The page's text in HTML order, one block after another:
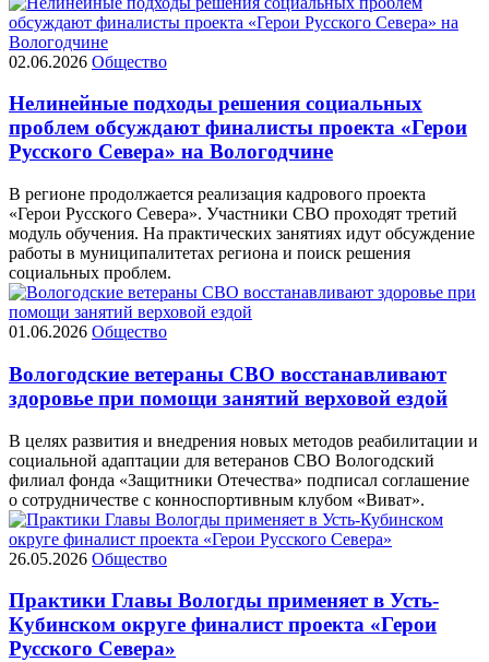
02.06.2026 Общество
Нелинейные подходы решения социальных
проблем обсуждают финалисты проекта «Герои
Русского Севера» на Вологодчине
В регионе продолжается реализация кадрового проекта
«Герои Русского Севера». Участники СВО проходят третий
модуль обучения. На практических занятиях идут обсуждение
работы в муниципалитетах региона и поиск решения
социальных проблем.
01.06.2026 Общество
Вологодские ветераны СВО восстанавливают
здоровье при помощи занятий верховой ездой
В целях развития и внедрения новых методов реабилитации и
социальной адаптации для ветеранов СВО Вологодский
филиал фонда «Защитники Отечества» подписал соглашение
о сотрудничестве с конноспортивным клубом «Виват».
26.05.2026 Общество
Практики Главы Вологды применяет в Усть-
Кубинском округе финалист проекта «Герои
Русского Севера»